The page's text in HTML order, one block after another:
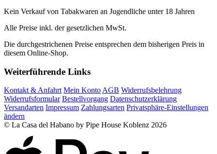
Kein Verkauf von Tabakwaren an Jugendliche unter 18 Jahren
Alle Preise inkl. der gesetzlichen MwSt.
Die durchgestrichenen Preise entsprechen dem bisherigen Preis in
diesem Online-Shop.
Weiterführende Links
Kontakt & Anfahrt Mein KontoAGB Widerrufsbelehrung
Widerrufsformular Bestellvorgang Datenschutzerklärung
Versandarten Impressum Zahlungsarten Privatsphäre-Einstellungen
ändern
© La Casa del Habano by Pipe House Koblenz 2026